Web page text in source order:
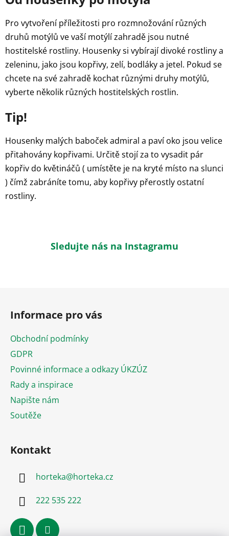
Pro vytvoření příležitosti pro rozmnožování různých
druhů motýlů ve vaší motýlí zahradě jsou nutné
hostitelské rostliny. Housenky si vybírají divoké rostliny a
zeleninu, jako jsou kopřivy, zelí, bodláky a jetel. Pokud se
chcete na své zahradě kochat různými druhy motýlů,
vyberte několik různých hostitelských rostlin.
Tip!
Housenky malých baboček admiral a paví oko jsou velice
přitahovány kopřivami. Určitě stojí za to vysadit pár
kopřiv do květináčů ( umístěte je na kryté místo na slunci
) čímž zabráníte tomu, aby kopřivy přerostly ostatní
rostliny.
Sledujte nás na Instagramu
Informace pro vás
Obchodní podmínky
GDPR
Povinné informace a odkazy ÚKZÚZ
Rady a inspirace
Napište nám
Soutěže
Kontakt
horteka@horteka.cz
222 535 222